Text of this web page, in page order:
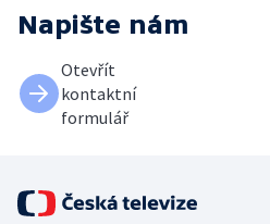
Napište nám
Otevřít
kontaktní
formulář